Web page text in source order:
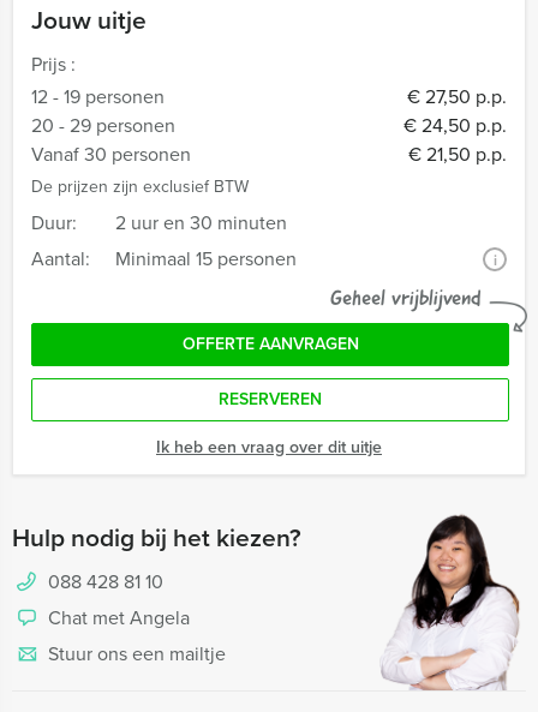
Jouw uitje
Prijs :
12 - 19 personen
€ 27,50 p.p.
20 - 29 personen
€ 24,50 p.p.
Vanaf 30 personen
€ 21,50 p.p.
De prijzen zijn exclusief BTW
Duur:
2 uur en 30 minuten
Aantal:
Minimaal 15 personen i
Geheel vrijblijvend
OFFERTE AANVRAGEN
RESERVEREN
Ik heb een vraag over dit uitje
Hulp nodig bij het kiezen?
088 428 81 10
Chat met Angela
Stuur ons een mailtje